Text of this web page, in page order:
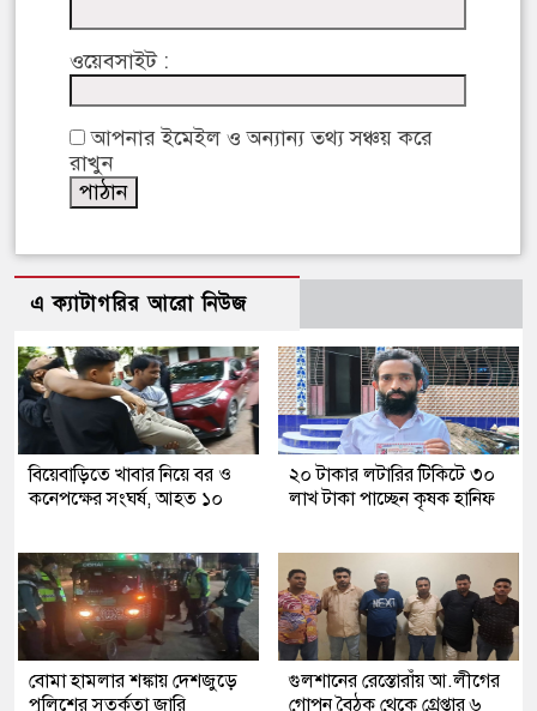
ওয়েবসাইট :
আপনার ইমেইল ও অন্যান্য তথ্য সঞ্চয় করে
রাখুন
এ ক্যাটাগরির আরো নিউজ
বিয়েবাড়িতে খাবার নিয়ে বর ও
কনেপক্ষের সংঘর্ষ, আহত ১০
২০ টাকার লটারির টিকিটে ৩০
লাখ টাকা পাচ্ছেন কৃষক হানিফ
বোমা হামলার শঙ্কায় দেশজুড়ে
পুলিশের সতর্কতা জারি
গুলশানের রেস্তোরাঁয় আ.লীগের
গোপন বৈঠক থেকে গ্রেপ্তার ৬